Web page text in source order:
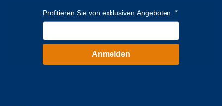
Profitieren Sie von exklusiven Angeboten.
Anmelden